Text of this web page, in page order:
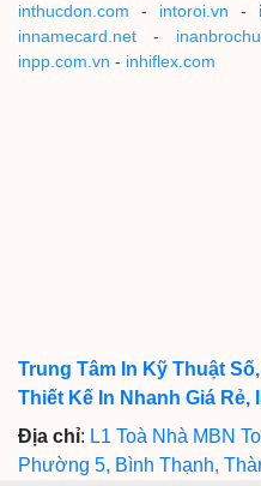
inthucdon.com - intoroi.vn -
innamecard.net -
inpp.com.vn - inhiflex.com
Trung Tâm In Kỹ Thuật
Thiết Kế In Nhanh Giá Rẻ,
Địa chỉ: L1 Toà Nhà MBN
Phường 5, Bình Thạnh,